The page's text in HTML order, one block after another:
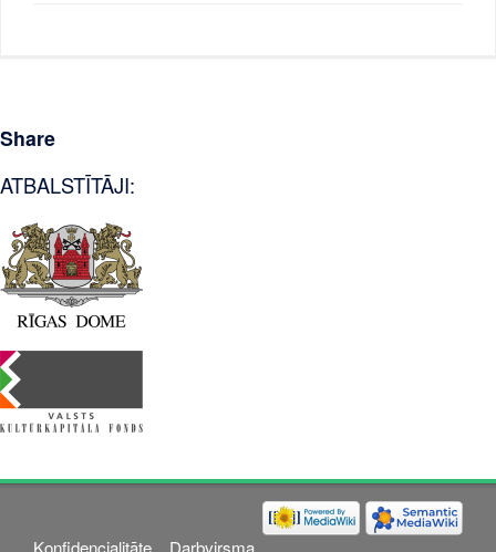
Share
ATBALSTĪTĀJI:
Konfidencialitāte Darbvirsma